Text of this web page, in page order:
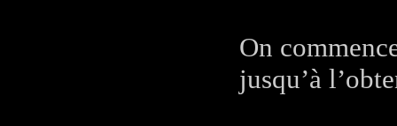
On
jusqu’à